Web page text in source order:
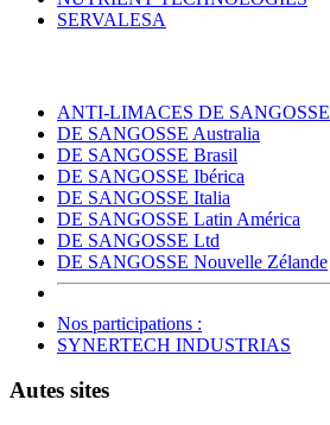
SERVALESA
ANTI-LIMACES DE SANGOSSE
DE SANGOSSE Australia
DE SANGOSSE Brasil
DE SANGOSSE Ibérica
DE SANGOSSE Italia
DE SANGOSSE Latin América
DE SANGOSSE Ltd
DE SANGOSSE Nouvelle Zélande
Nos participations :
SYNERTECH INDUSTRIAS
Autes sites